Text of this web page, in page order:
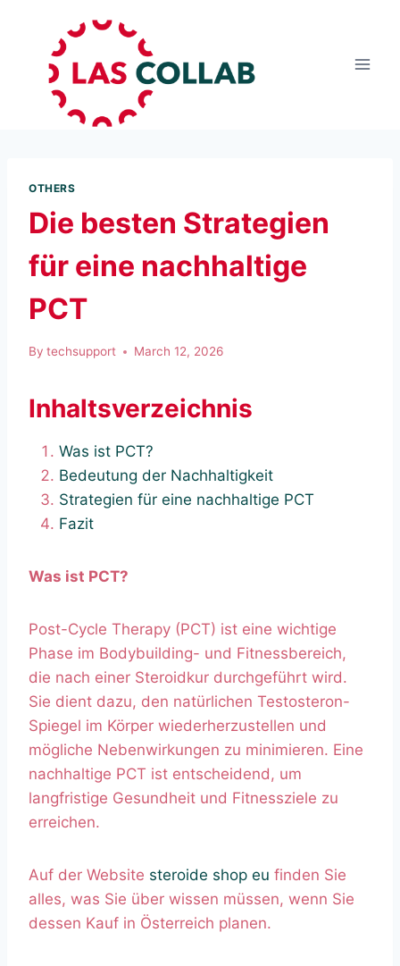
OTHERS
Die besten Strategien
für eine nachhaltige
PCT
By techsupport March 12, 2026
Inhaltsverzeichnis
Was ist PCT?
Bedeutung der Nachhaltigkeit
Strategien für eine nachhaltige PCT
Fazit
Was ist PCT?
Post-Cycle Therapy (PCT) ist eine wichtige
Phase im Bodybuilding- und Fitnessbereich,
die nach einer Steroidkur durchgeführt wird.
Sie dient dazu, den natürlichen Testosteron-
Spiegel im Körper wiederherzustellen und
mögliche Nebenwirkungen zu minimieren. Eine
nachhaltige PCT ist entscheidend, um
langfristige Gesundheit und Fitnessziele zu
erreichen.
Auf der Website steroide shop eu finden Sie
alles, was Sie über wissen müssen, wenn Sie
dessen Kauf in Österreich planen.